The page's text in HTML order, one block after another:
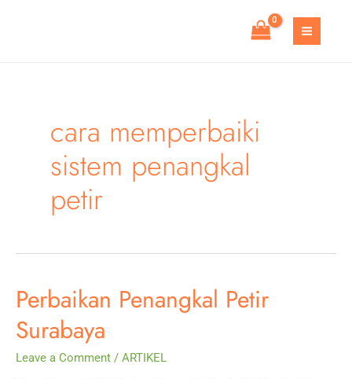
MAIN
cara memperbaiki
sistem penangkal
petir
Perbaikan Penangkal Petir
Surabaya
Leave a Comment / ARTIKEL